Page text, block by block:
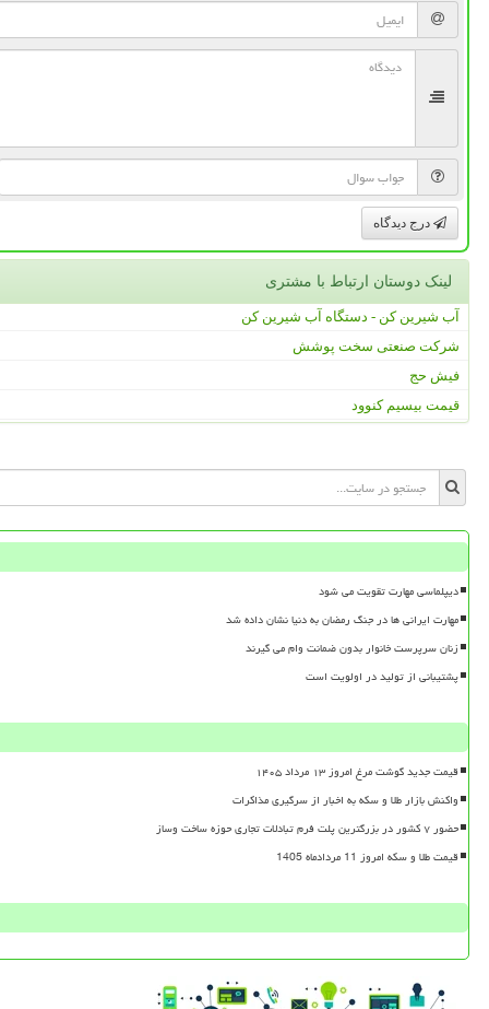
درج دیدگاه
لینک دوستان ارتباط با مشتری
آب شیرین کن - دستگاه آب شیرین کن
شرکت صنعتی سخت پوشش
فیش حج
قیمت بیسیم کنوود
دیپلماسی مهارت تقویت می شود
مهارت ایرانی ها در جنگ رمضان به دنیا نشان داده شد
زنان سرپرست خانوار بدون ضمانت وام می گیرند
پشتیبانی از تولید در اولویت است
قیمت جدید گوشت مرغ امروز ۱۳ مرداد ۱۴۰۵
واکنش بازار طلا و سکه به اخبار از سرگیری مذاکرات
حضور ۷ کشور در بزرگترین پلت فرم تبادلات تجاری حوزه ساخت وساز
قیمت طلا و سکه امروز 11 مردادماه 1405